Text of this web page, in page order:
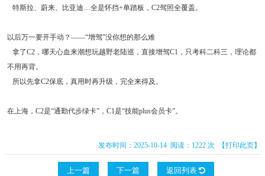
特斯拉、蔚来、比亚迪…全是怀挡+单踏板，C2驾照全覆盖。
以后万一要开手动？——“增驾”没你想的那么难
拿了C2，哪天心血来潮想玩越野老陆巡，直接增驾C1，只考科二科三，理论都
不用再背。
所以先拿C2保底，真用时再升级，完全来得及。
在上海，C2是“通勤代步绿卡”，C1是“技能plus会员卡”。
发布时间：2025-10-14 阅读：1222 次 【打印此页】
上一篇 下一篇 返回列表